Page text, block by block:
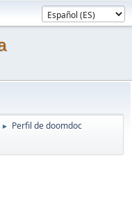
► Perfil de doomdoc